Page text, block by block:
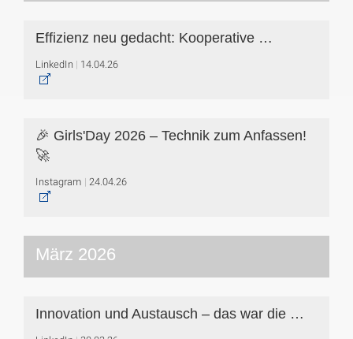
Effizienz neu gedacht: Kooperative …
LinkedIn 14.04.26
🎉 Girls'Day 2026 – Technik zum Anfassen!
🚀
Instagram 24.04.26
März 2026
Innovation und Austausch – das war die …